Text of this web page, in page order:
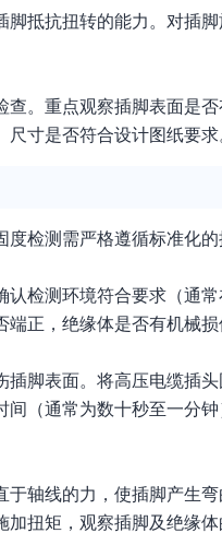
抵抗扭转的能力。对插
。重点观察插脚表面是
寸是否符合设计图纸要求
检测需严格遵循标准化
检测环境符合要求（通
正，绝缘体是否有机械
脚表面。将高压电缆插
（通常为数十秒至一分
轴线的力，使插脚产生
扭矩，观察插脚及绝缘